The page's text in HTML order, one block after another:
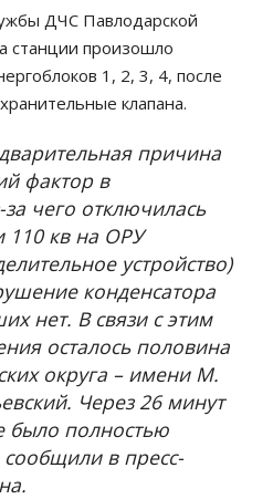
ДЧС Павлодарской
станции произошло
1, 2, 3, 4, после
клапана.
причина
фактор в
чего отключилась
110 кв на ОРУ
устройство)
конденсатора
нет. В связи с этим
осталось половина
округа – имени М.
Через 26 минут
было полностью
сообщили в пресс-